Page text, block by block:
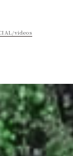
videos